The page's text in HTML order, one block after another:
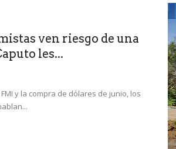
ven riesgo de una
les...
y la compra de dólares de junio, los